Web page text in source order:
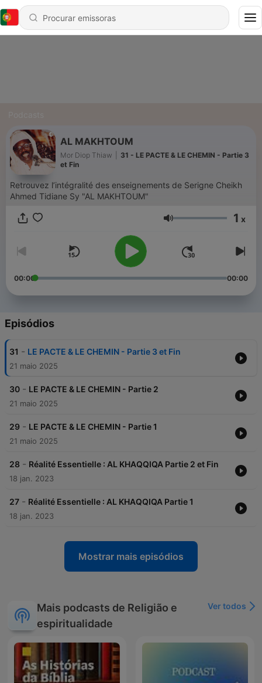
AL MAKHTOUM
Mor Diop Thiaw
31 - LE PACTE & LE CHEMIN - Partie 3
et Fin
Retrouvez l’intégralité des enseignements de Serigne Cheikh
Ahmed Tidiane Sy "AL MAKHTOUM"
Volume 1 x
00:00 00:00
Episódios
31 - LE PACTE & LE CHEMIN - Partie 3 et Fin
21 maio 2025
30 - LE PACTE & LE CHEMIN - Partie 2
21 maio 2025
29 - LE PACTE & LE CHEMIN - Partie 1
21 maio 2025
28 - Réalité Essentielle : AL KHAQQIQA Partie 2 et Fin
18 jan. 2023
27 - Réalité Essentielle : AL KHAQQIQA Partie 1
18 jan. 2023
Mostrar mais episódios
Mais podcasts de Religião e
espiritualidade
Ver todos